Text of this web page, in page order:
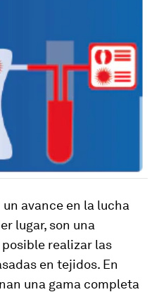
avance en la lucha
lugar, son una
realizar las
en tejidos. En
una gama completa